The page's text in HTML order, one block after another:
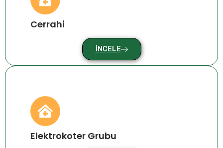
Cerrahi
İNCELE
Elektrokoter Grubu